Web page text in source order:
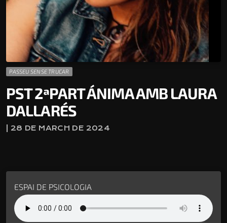
PASSEU SENSE TRUCAR
PST 2ªPART ÁNIMA AMB LAURA
DALLARÉS
| 28 DE MARCH DE 2024
ESPAI DE PSICOLOGIA